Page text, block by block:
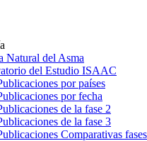
Natural del Asma
del Estudio ISAAC
por países
por fecha
de la fase 2
de la fase 3
Comparativas